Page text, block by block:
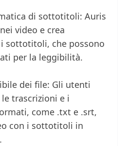
di sottotitoli: Auris
video e crea
sottotitoli, che possono
per la leggibilità.
dei file: Gli utenti
trascrizioni e i
come .txt e .srt,
con i sottotitoli in